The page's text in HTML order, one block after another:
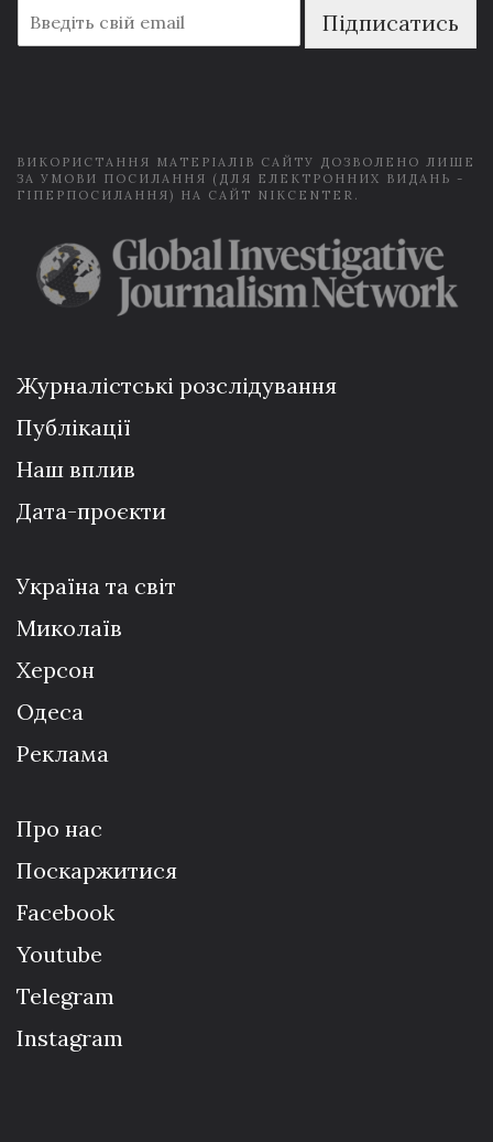
m
a
Підписатись
ВИКОРИСТАННЯ МАТЕРІАЛІВ САЙТУ ДОЗВОЛЕНО ЛИШЕ
ЗА УМОВИ ПОСИЛАННЯ (ДЛЯ ЕЛЕКТРОННИХ ВИДАНЬ -
ГІПЕРПОСИЛАННЯ) НА САЙТ NIKCENTER.
Журналістські розслідування
Публікації
Наш вплив
Дата-проєкти
Україна та світ
Миколаїв
Херсон
Одеса
Реклама
Про нас
Поскаржитися
Facebook
Youtube
Telegram
Instagram